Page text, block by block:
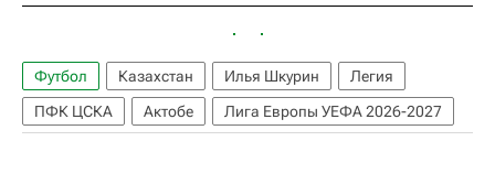
Футбол Казахстан Илья Шкурин
Легия
ПФК ЦСКА
Актобе Лига Европы УЕФА 2026-2027